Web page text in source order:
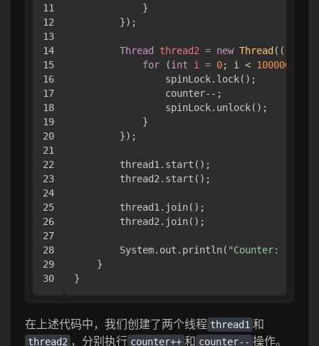
11
12
13
14
15
16
17
18
19
20
21
22
23
24
25
26
27
28
29
            }
        });
Thread thread2 = new Thread(() -> {
for (int i = 0; i < 100000
                spinLock.lock();
                counter--;
                spinLock.unlock();
            }
        });
        thread1.start();
        thread2.start();
        thread1.join();
        thread2.join();
        System.out.println(
"Counter: "
    }
在上述代码中，我们创建了两个线程 thread1 和
thread2 ，分别执行 counter++ 和 counter-- 操作。